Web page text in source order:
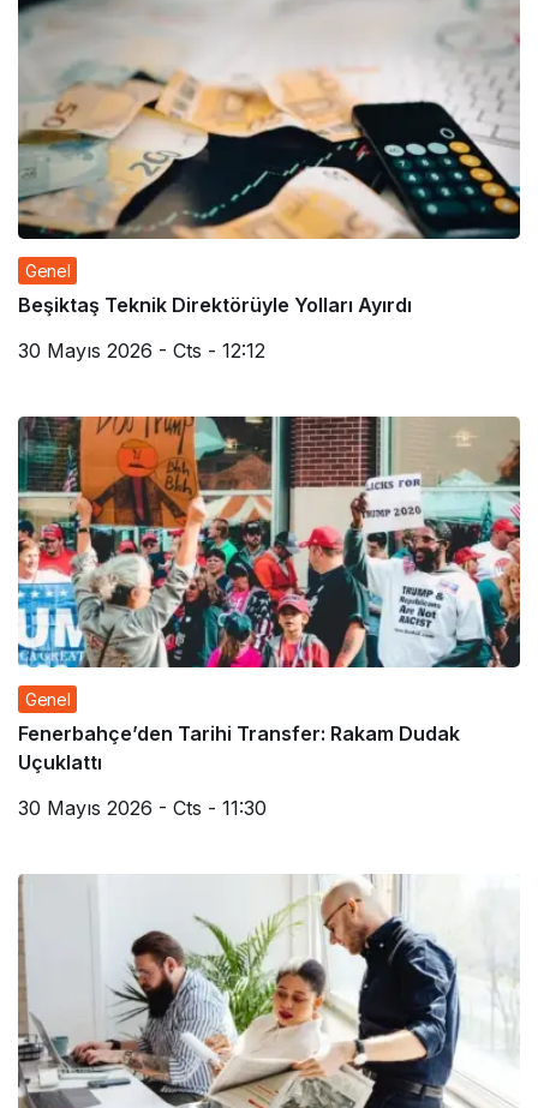
Genel
Beşiktaş Teknik Direktörüyle Yolları Ayırdı
30 Mayıs 2026 - Cts - 12:12
Genel
Fenerbahçe’den Tarihi Transfer: Rakam Dudak
Uçuklattı
30 Mayıs 2026 - Cts - 11:30